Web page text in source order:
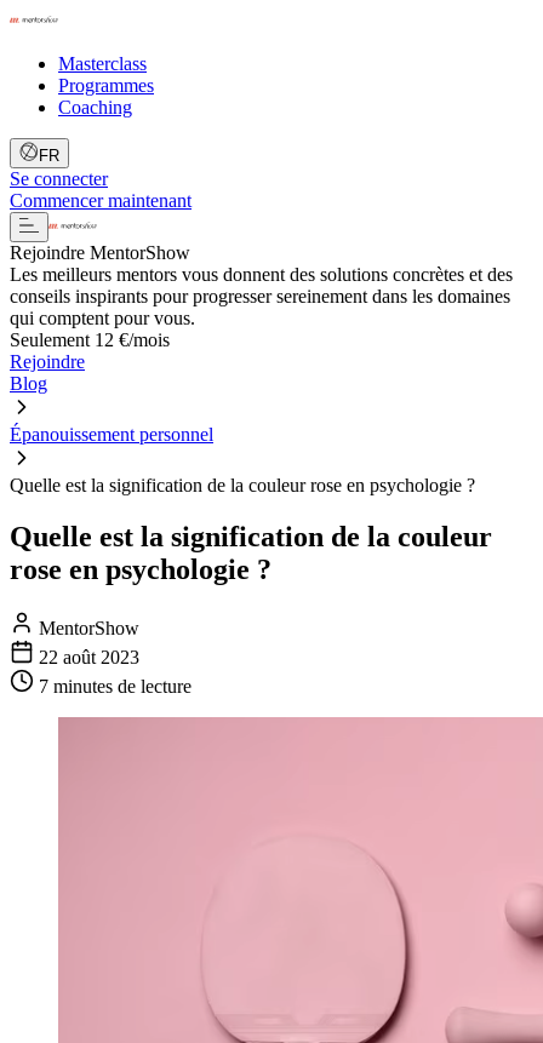
Masterclass
Programmes
Coaching
FR
Se connecter
Commencer maintenant
Rejoindre MentorShow
Les meilleurs mentors vous donnent des solutions concrètes et des
conseils inspirants pour progresser sereinement dans les domaines
qui comptent pour vous.
Seulement 12 €/mois
Rejoindre
Blog
Épanouissement personnel
Quelle est la signification de la couleur rose en psychologie ?
Quelle est la signification de la couleur
rose en psychologie ?
MentorShow
22 août 2023
7 minutes de lecture